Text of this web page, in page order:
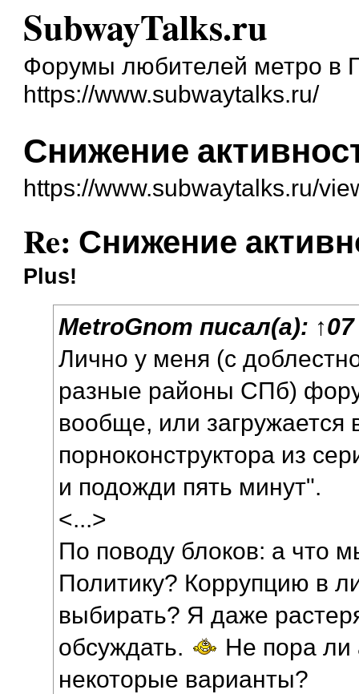
SubwayTalks.ru
Форумы любителей метро в
https://www.subwaytalks.ru/
Снижение
https://www.subwaytalks.ru/
Re: Снижение
Plus!
MetroGnom писал(а): ↑
Лично у меня (с
разные районы СПб)
вообще, или загружается
порноконструктора из
и подожди пять минут".
<...>
По поводу блоков: а что
Политику? Коррупцию в
выбирать? Я даже
обсуждать.
Не пора ли
некоторые варианты?